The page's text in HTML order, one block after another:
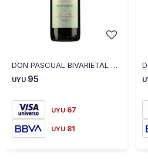
DON PASCUAL BIVARIETAL MINI MALBEC CABERNET 187ML
UYU 95
UYU 67
UYU 81